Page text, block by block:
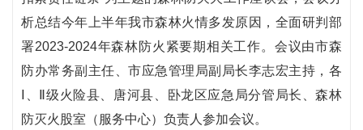
析总结今年上半年我市森林火情多发原因，全面研判部
署2023-2024年森林防火紧要期相关工作。会议由市森
防办常务副主任、市应急管理局副局长李志宏主持，各
Ⅰ、Ⅱ级火险县、唐河县、卧龙区应急局分管局长、森林
防灭火股室（服务中心）负责人参加会议。